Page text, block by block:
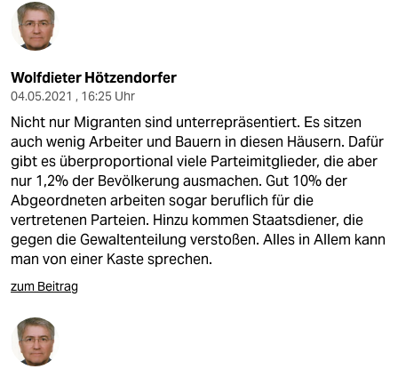
Wolfdieter Hötzendorfer
04.05.2021 , 16:25 Uhr
Nicht nur Migranten sind unterrepräsentiert. Es sitzen
auch wenig Arbeiter und Bauern in diesen Häusern. Dafür
gibt es überproportional viele Parteimitglieder, die aber
nur 1,2% der Bevölkerung ausmachen. Gut 10% der
Abgeordneten arbeiten sogar beruflich für die
vertretenen Parteien. Hinzu kommen Staatsdiener, die
gegen die Gewaltenteilung verstoßen. Alles in Allem kann
man von einer Kaste sprechen.
zum Beitrag